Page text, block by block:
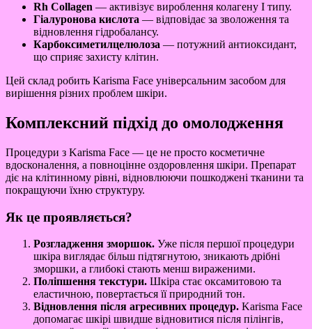
Rh Collagen — активізує вироблення колагену I типу.
Гіалуронова кислота — відповідає за зволоження та
відновлення гідробалансу.
Карбоксиметилцелюлоза — потужний антиоксидант,
що сприяє захисту клітин.
Цей склад робить Karisma Face універсальним засобом для
вирішення різних проблем шкіри.
Комплексний підхід до омолодження
Процедури з Karisma Face — це не просто косметичне
вдосконалення, а повноцінне оздоровлення шкіри. Препарат
діє на клітинному рівні, відновлюючи пошкоджені тканини та
покращуючи їхню структуру.
Як це проявляється?
Розгладження зморшок. Уже після першої процедури
шкіра виглядає більш підтягнутою, зникають дрібні
зморшки, а глибокі стають менш вираженими.
Поліпшення текстури. Шкіра стає оксамитовою та
еластичною, повертається її природний тон.
Відновлення після агресивних процедур. Karisma Face
допомагає шкірі швидше відновитися після пілінгів,